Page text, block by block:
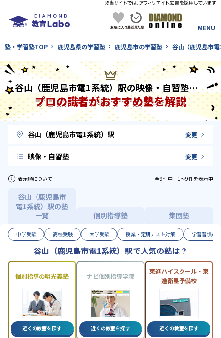
塾・学習塾TOP 鹿児島県の学習塾 鹿児島市の学習塾 谷山（鹿児島市
谷山（鹿児島市電1系統）駅の映像・自習塾を徹底比較！
プロの識者がおすすめ塾を解説
谷山（鹿児島市電1系統）駅 変更
映像・自習塾 変更
表示順について 全9件中 1〜9件を表示中
谷山（鹿児島市
電1系統）駅の塾
一覧
個別指導塾 集団塾
中学受験 高校受験 大学受験 授業・定期テスト対策 学習習慣の
谷山（鹿児島市電1系統）駅で人気の塾は？
個別指導の明光義塾
近くの教室を探す
ナビ個別指導学院
近くの教室を探す
東進ハイスクール・東
進衛星予備校
近くの教室を探す